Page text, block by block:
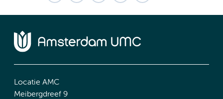
Locatie AMC
Meibergdreef 9